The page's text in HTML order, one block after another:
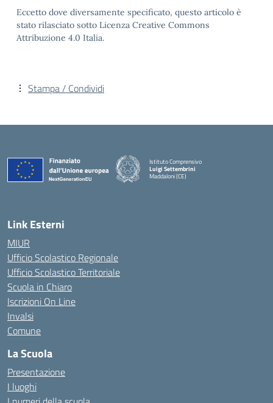
Eccetto dove diversamente specificato, questo articolo è
stato rilasciato sotto Licenza Creative Commons
Attribuzione 4.0 Italia.
Stampa / Condividi
Istituto Comprensivo
Luigi Settembrini
Maddaloni (CE)
Link Esterni
MIUR
Ufficio Scolastico Regionale
Ufficio Scolastico Territoriale
Scuola in Chiaro
Iscrizioni On Line
Invalsi
Comune
La Scuola
Presentazione
I luoghi